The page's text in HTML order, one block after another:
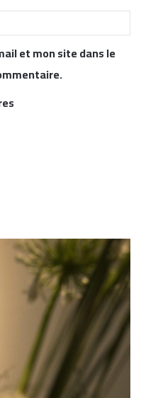
et mon site dans le